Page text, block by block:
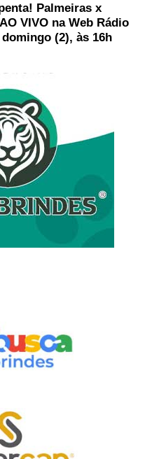
Palmeiras x
VIVO na Web Rádio
(2), às 16h